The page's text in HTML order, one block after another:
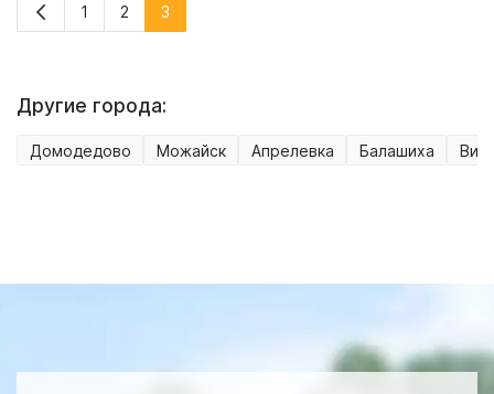
1 2 3
Другие города:
Домодедово Можайск Апрелевка Балашиха